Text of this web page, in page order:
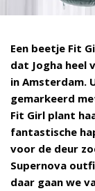
Een beetje Fit
dat Jogha heel
in Amsterdam.
gemarkeerd
Fit Girl plant
fantastische
voor de deur
Supernova
daar gaan we